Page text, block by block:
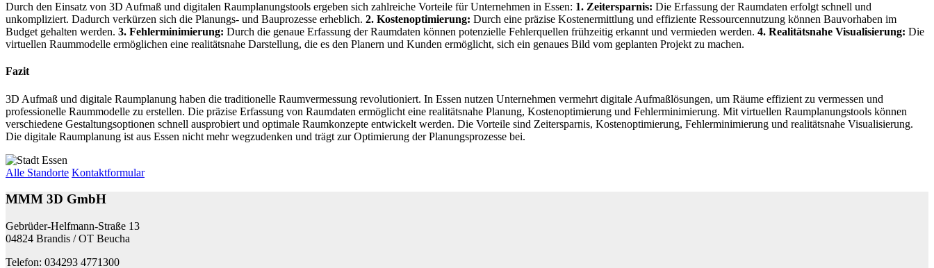
Durch den Einsatz von 3D Aufmaß und digitalen Raumplanungstools ergeben sich zahlreiche Vorteile für Unternehmen in Essen: 1. Zeitersparnis: Die Erfassung der Raumdaten erfolgt schnell und
unkompliziert. Dadurch verkürzen sich die Planungs- und Bauprozesse erheblich. 2. Kostenoptimierung: Durch eine präzise Kostenermittlung und effiziente Ressourcennutzung können Bauvorhaben im
Budget gehalten werden. 3. Fehlerminimierung: Durch die genaue Erfassung der Raumdaten können potenzielle Fehlerquellen frühzeitig erkannt und vermieden werden. 4. Realitätsnahe Visualisierung: Die
virtuellen Raummodelle ermöglichen eine realitätsnahe Darstellung, die es den Planern und Kunden ermöglicht, sich ein genaues Bild vom geplanten Projekt zu machen.
Fazit
3D Aufmaß und digitale Raumplanung haben die traditionelle Raumvermessung revolutioniert. In Essen nutzen Unternehmen vermehrt digitale Aufmaßlösungen, um Räume effizient zu vermessen und
professionelle Raummodelle zu erstellen. Die präzise Erfassung von Raumdaten ermöglicht eine realitätsnahe Planung, Kostenoptimierung und Fehlerminimierung. Mit virtuellen Raumplanungstools können
verschiedene Gestaltungsoptionen schnell ausprobiert und optimale Raumkonzepte entwickelt werden. Die Vorteile sind Zeitersparnis, Kostenoptimierung, Fehlerminimierung und realitätsnahe Visualisierung.
Die digitale Raumplanung ist aus Essen nicht mehr wegzudenken und trägt zur Optimierung der Planungsprozesse bei.
Alle Standorte Kontaktformular
MMM 3D GmbH
Gebrüder-Helfmann-Straße 13
04824 Brandis / OT Beucha
Telefon: 034293 4771300